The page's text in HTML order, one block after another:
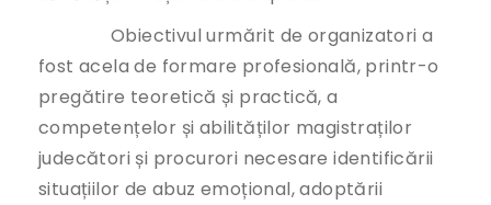
Obiectivul urmărit de organizatori a
fost acela de formare profesională, printr-o
pregătire teoretică și practică, a
competențelor și abilităților magistraților
judecători și procurori necesare identificării
situațiilor de abuz emoțional, adoptării